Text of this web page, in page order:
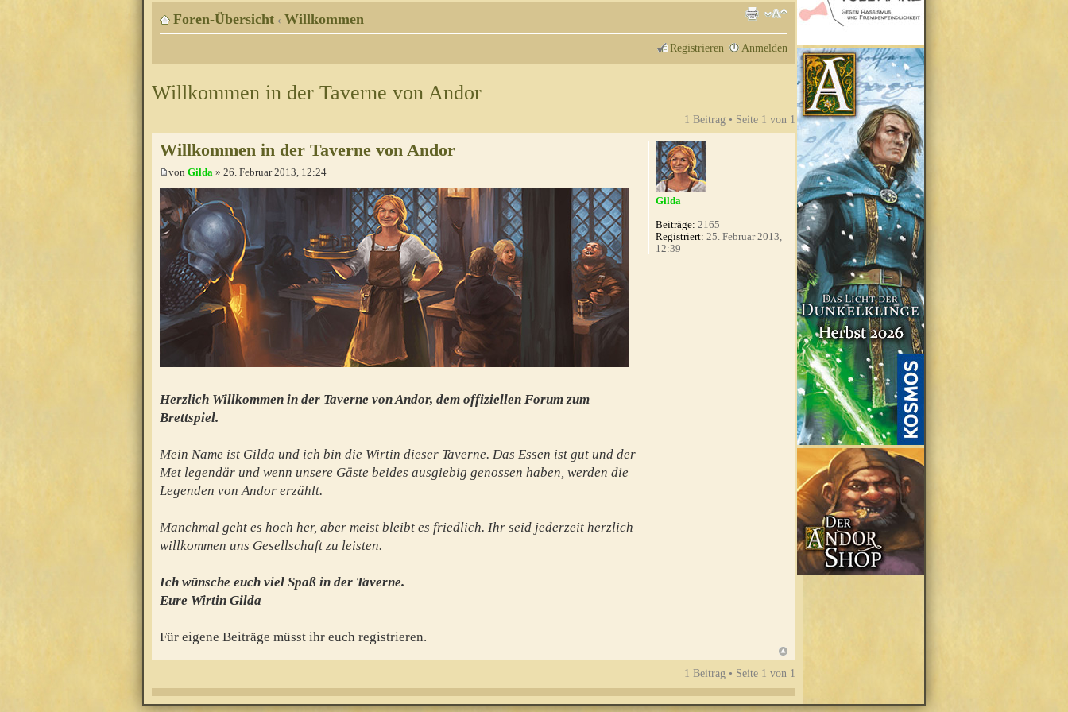
Foren-Übersicht ‹ Willkommen
Registrieren Anmelden
Willkommen in der Taverne von Andor
1 Beitrag • Seite 1 von 1
Willkommen in der Taverne von Andor
von Gilda » 26. Februar 2013, 12:24
Herzlich Willkommen in der Taverne von Andor, dem offiziellen Forum zum
Brettspiel.
Mein Name ist Gilda und ich bin die Wirtin dieser Taverne. Das Essen ist gut und der
Met legendär und wenn unsere Gäste beides ausgiebig genossen haben, werden die
Legenden von Andor erzählt.
Manchmal geht es hoch her, aber meist bleibt es friedlich. Ihr seid jederzeit herzlich
willkommen uns Gesellschaft zu leisten.
Ich wünsche euch viel Spaß in der Taverne.
Eure Wirtin Gilda
Für eigene Beiträge müsst ihr euch registrieren.
Gilda
Beiträge: 2165
Registriert: 25. Februar 2013,
12:39
1 Beitrag • Seite 1 von 1